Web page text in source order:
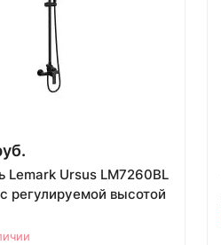
Lemark Ursus LM7260BL
регулируемой высотой